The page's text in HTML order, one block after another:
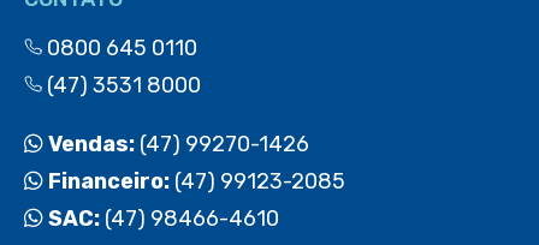
0800 645 0110
(47) 3531 8000
Vendas: (47) 99270-1426
Financeiro: (47) 99123-2085
SAC: (47) 98466-4610